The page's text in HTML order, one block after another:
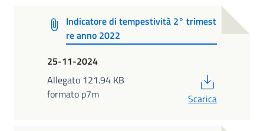
Indicatore di tempestività 2° trimest
re anno 2022
25-11-2024
Allegato 121.94 KB
formato p7m
Scarica